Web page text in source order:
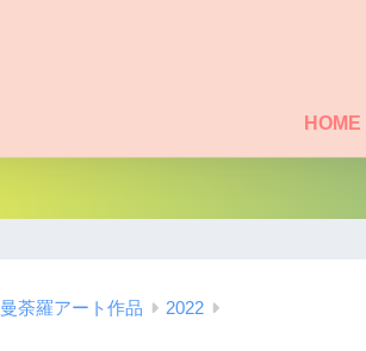
HOME
曼荼羅アート作品 2022